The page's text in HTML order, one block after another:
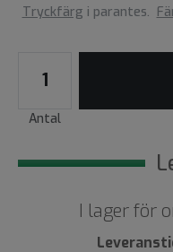
Tryckfärg i parantes.
Antal
I lager för